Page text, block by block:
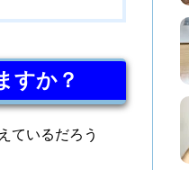
すか？
ているだろう